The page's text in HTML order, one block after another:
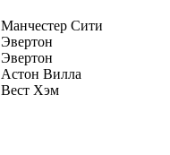
Манчестер Сити
Эвертон
Эвертон
Астон Вилла
Вест Хэм